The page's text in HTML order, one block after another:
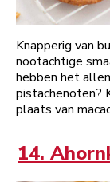
Knapperig van
nootachtige
hebben het
pistachenoten?
plaats van
14.